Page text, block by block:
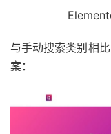
与手动搜索类别相
案：